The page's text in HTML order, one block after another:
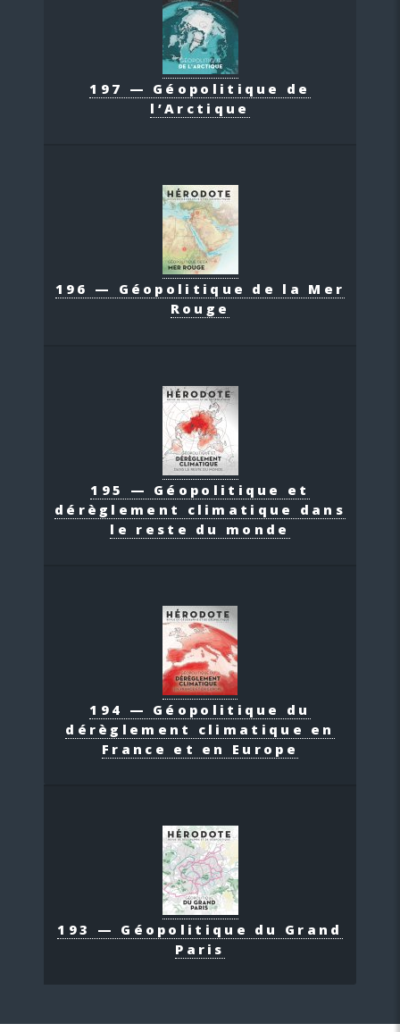
197 — Géopolitique de
l’Arctique
196 — Géopolitique de la Mer
Rouge
195 — Géopolitique et
dérèglement climatique dans
le reste du monde
194 — Géopolitique du
dérèglement climatique en
France et en Europe
193 — Géopolitique du Grand
Paris